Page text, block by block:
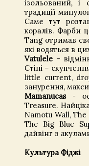
ізольований, і
традиції
Саме тут
коралів. Фарби
Tang отримав
які водяться в
Vatulele –
Стіні –
little current,
занурення,
Mamanucas-
Treasure.
Namotu Wall,
The Big Blue
дайвінг з
Культура Фіджі